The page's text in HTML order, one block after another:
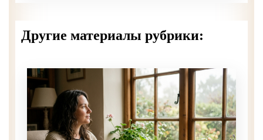
Другие материалы рубрики: